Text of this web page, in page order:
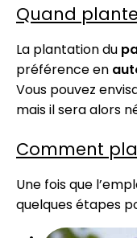
Quand
La plantation du
préférence en
Vous pouvez
mais il sera alors
Comment
Une fois que
quelques étapes